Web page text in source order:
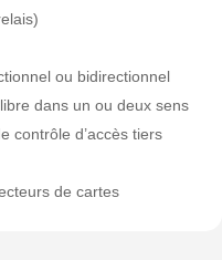
ou bidirectionnel
dans un ou deux sens
contrôle d’accès tiers
de cartes